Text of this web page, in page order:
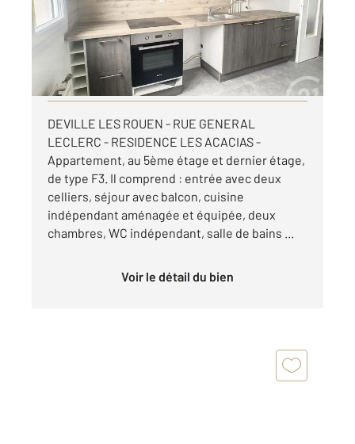
Appartement F3 à louer
795 €
par mois charges comprises
Visiter le site dédié
DEVILLE LES ROUEN - RUE GENERAL
LECLERC - RESIDENCE LES ACACIAS -
Appartement, au 5ème étage et dernier étage,
de type F3. Il comprend : entrée avec deux
celliers, séjour avec balcon, cuisine
indépendant aménagée et équipée, deux
chambres, WC indépendant, salle de bains ...
Voir le détail du bien